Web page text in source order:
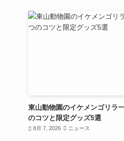
東山動物園のイケメンゴリラ
のコツと限定グッズ5選
8月 7, 2026 ニュース